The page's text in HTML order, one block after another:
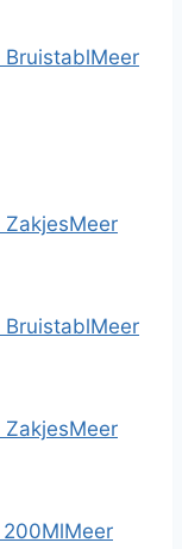
Meer
Meer
Meer
Meer
Meer